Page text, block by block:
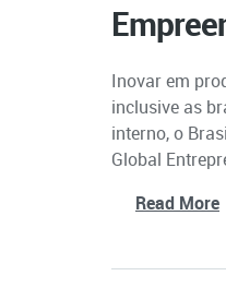
Inovar em
inclusive as
interno, o
Global
Read More